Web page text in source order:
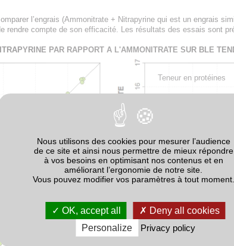
l’engrais (Ammonitrate + Nitrapyrine qui est un engrais
rendre compte de son efficacité. Les résultats des essais sont
PAR RAPPORT A L'AMMONITRATE SUR BLE
Teneur en protéines
Nous utilisons des cookies pour mesurer l’audience
de ce site et ainsi nous permettre de mieux répondre
à vos besoins en optimisant nos contenus et en
améliorant l’ergonomie de notre site.
Vous pouvez modifier vos paramètres à tout moment.
OK, accept all
Deny all cookies
Personalize
Privacy policy